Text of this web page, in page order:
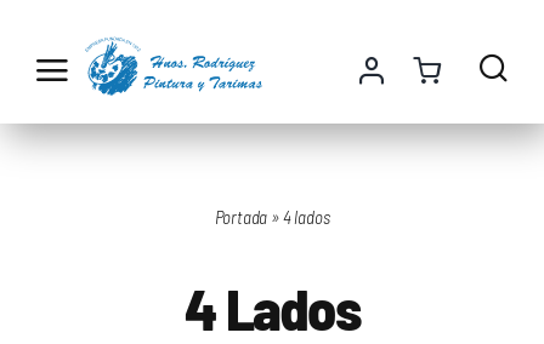
contenido
Portada »4 lados
4 Lados